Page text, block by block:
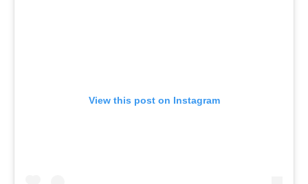
View this post on Instagram